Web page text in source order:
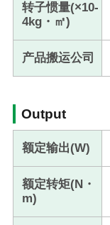
转子惯量(×10-
4kg・㎡)
产品搬运公司
Output
额定输出(W)
额定转矩(N・
m)